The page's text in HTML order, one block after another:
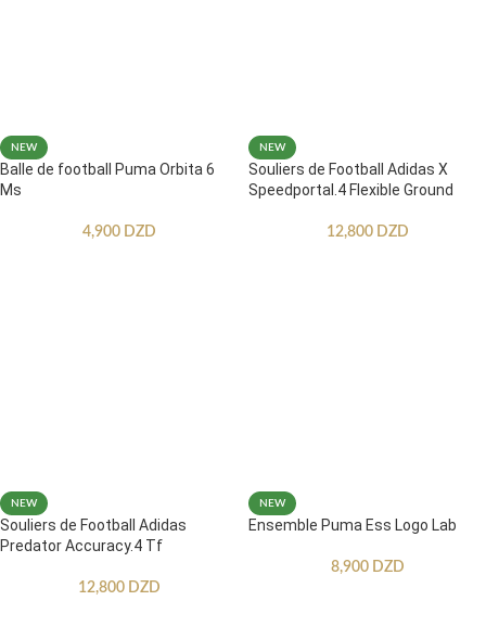
NEW
Balle de football Puma Orbita 6
Ms
4,900 DZD
NEW
Souliers de Football Adidas X
Speedportal.4 Flexible Ground
12,800 DZD
NEW
Souliers de Football Adidas
Predator Accuracy.4 Tf
12,800 DZD
NEW
Ensemble Puma Ess Logo Lab
8,900 DZD